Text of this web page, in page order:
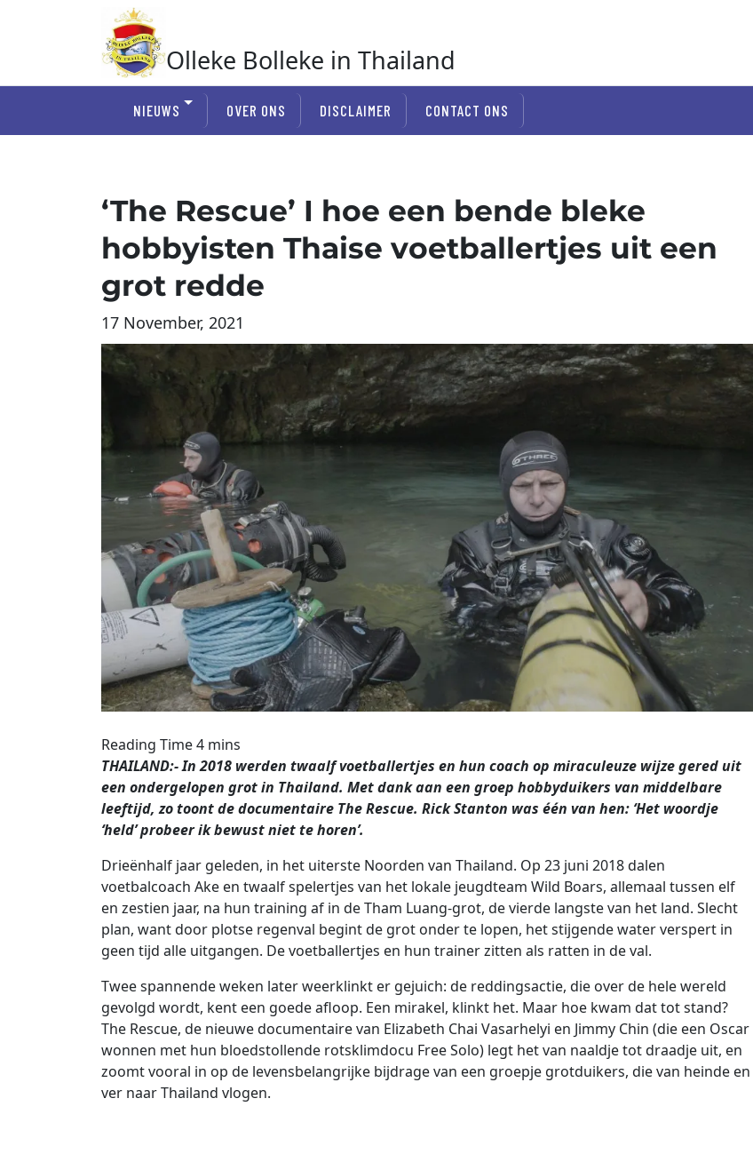
Olleke Bolleke in Thailand
NIEUWS OVER ONS DISCLAIMER CONTACT ONS
‘The Rescue’ I hoe een bende bleke
hobbyisten Thaise voetballertjes uit een
grot redde
17 November, 2021
THAILAND:- In 2018 werden twaalf voetballertjes en hun coach op miraculeuze wijze gered uit
een ondergelopen grot in Thailand. Met dank aan een groep hobbyduikers van middelbare
leeftijd, zo toont de documentaire The Rescue. Rick Stanton was één van hen: ‘Het woordje
‘held’ probeer ik bewust niet te horen’.
Drieënhalf jaar geleden, in het uiterste Noorden van Thailand. Op 23 juni 2018 dalen
voetbalcoach Ake en twaalf spelertjes van het lokale jeugdteam Wild Boars, allemaal tussen elf
en zestien jaar, na hun training af in de Tham Luang-grot, de vierde langste van het land. Slecht
plan, want door plotse regenval begint de grot onder te lopen, het stijgende water verspert in
geen tijd alle uitgangen. De voetballertjes en hun trainer zitten als ratten in de val.
Twee spannende weken later weerklinkt er gejuich: de reddingsactie, die over de hele wereld
gevolgd wordt, kent een goede afloop. Een mirakel, klinkt het. Maar hoe kwam dat tot stand?
The Rescue, de nieuwe documentaire van Elizabeth Chai Vasarhelyi en Jimmy Chin (die een Oscar
wonnen met hun bloedstollende rotsklimdocu Free Solo) legt het van naaldje tot draadje uit, en
zoomt vooral in op de levensbelangrijke bijdrage van een groepje grotduikers, die van heinde en
ver naar Thailand vlogen.